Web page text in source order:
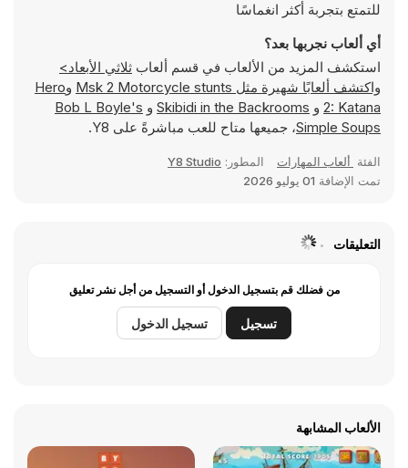
للتمتع بتجربة أكثر انغماسًا
أي ألعاب نجربها بعد؟
استكشف المزيد من الألعاب في قسم ألعاب ثلاثي الأبعاد>
واكتشف ألعابًا شهيرة مثل Msk 2 Motorcycle stunts وHero
2: Katana و Skibidi in the Backrooms و Bob L Boyle's
Simple Soups، جميعها متاح للعب مباشرةً على Y8.
الفئة ألعاب المهارات المطور: Y8 Studio
تمت الإضافة 01 يوليو 2026
التعليقات
من فضلك قم بتسجيل الدخول أو التسجيل من أجل نشر تعليق
تسجيل تسجيل الدخول
الألعاب المشابهة